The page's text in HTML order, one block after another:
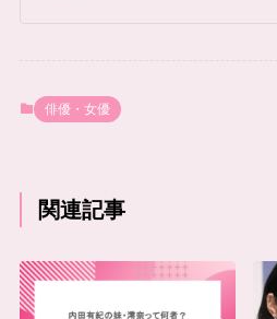
俳優・女優
関連記事